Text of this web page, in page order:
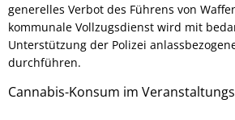
generelles Verbot des Führens von
kommunale Vollzugsdienst wird mit
Unterstützung der Polizei
durchführen.
Cannabis-Konsum im